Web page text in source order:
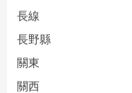
長線
長野縣
關東
關西